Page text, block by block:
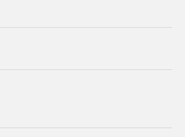
аутентичное Lo-Fi-
автоматического
распознать, что